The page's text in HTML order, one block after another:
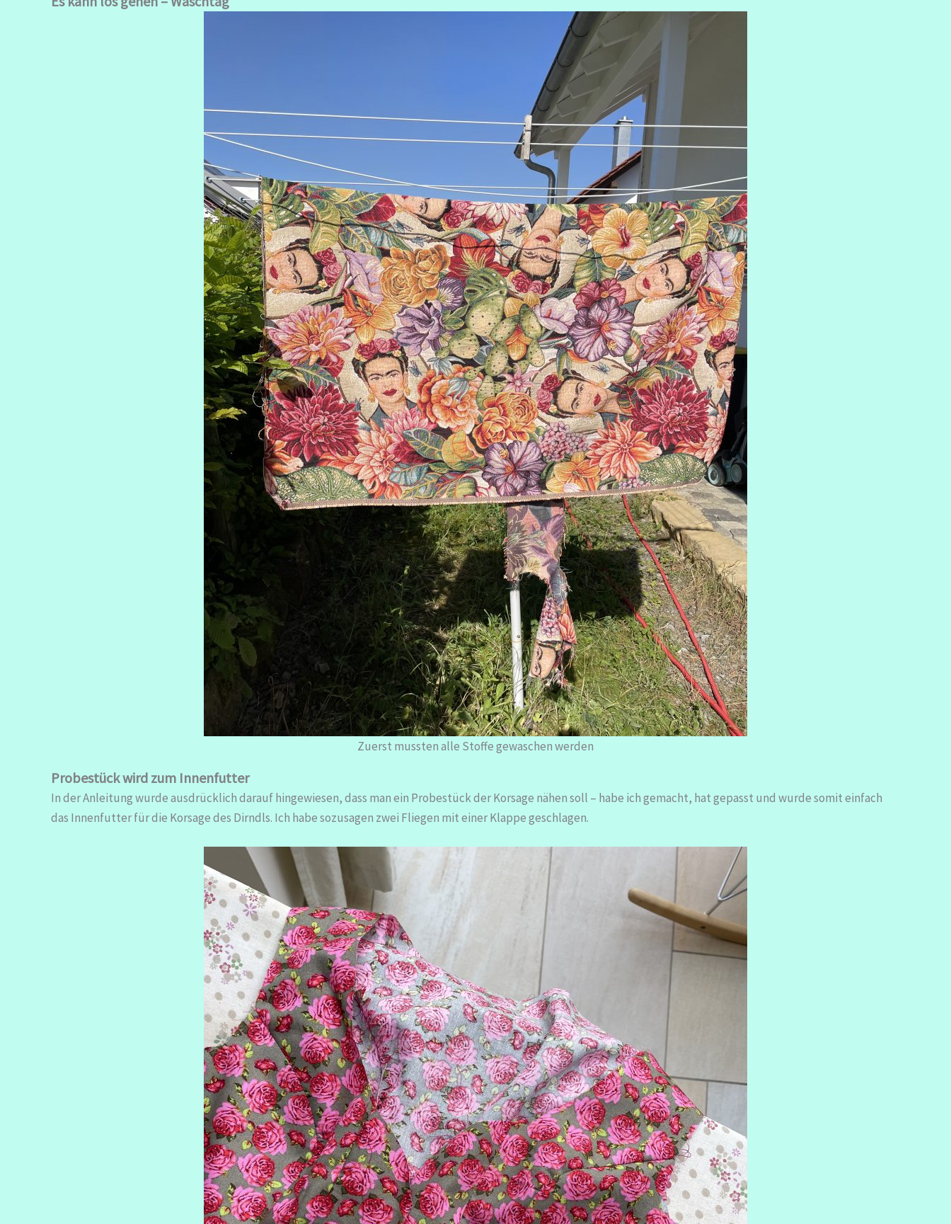
Zuerst mussten alle Stoffe gewaschen werden
Probestück wird zum Innenfutter
In der Anleitung wurde ausdrücklich darauf hingewiesen, dass man ein Probestück der Korsage nähen soll – habe ich gemacht, hat gepasst und wurde somit einfach
das Innenfutter für die Korsage des Dirndls. Ich habe sozusagen zwei Fliegen mit einer Klappe geschlagen.